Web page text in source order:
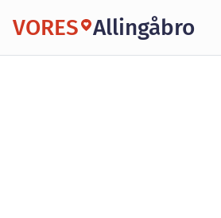
VORES Allingåbro